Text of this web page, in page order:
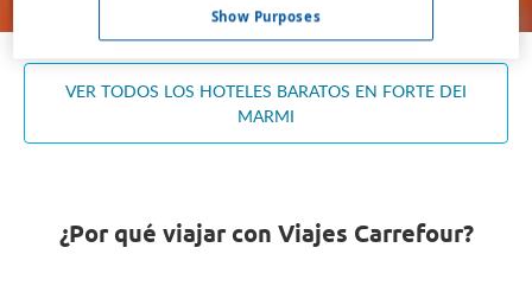
VER TODOS LOS HOTELES BARATOS EN FORTE DEI
MARMI
¿Por qué viajar con Viajes Carrefour?
Show Purposes